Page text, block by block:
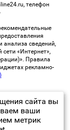
телефон
анализа сведений,
«Интернет»,
Правила
рекламно-
сайта вы
ваши
метрик